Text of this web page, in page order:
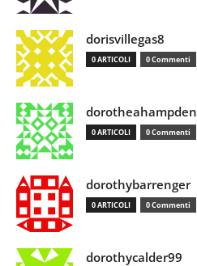
dorisvillegas8
0 ARTICOLI 0 Commenti
dorotheahampden
0 ARTICOLI 0 Commenti
dorothybarrenger
0 ARTICOLI 0 Commenti
dorothycalder99